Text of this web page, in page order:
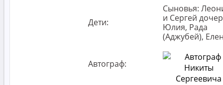
Дети:
Сыновья:
и Сергей
Юлия, Рада
(Аджубей),
Автограф: